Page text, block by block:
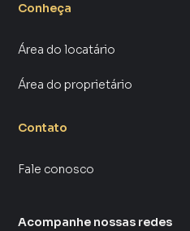
Conheça
Área do locatário
Área do proprietário
Contato
Fale conosco
Acompanhe nossas redes